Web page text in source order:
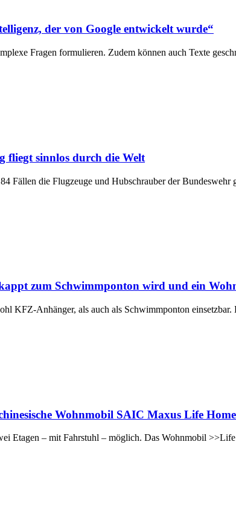
der von Google entwickelt wurde“
Fragen formulieren. Zudem können auch Texte
fliegt sinnlos durch die Welt
Fällen die Flugzeuge und Hubschrauber der Bundeswehr
zum Schwimmponton wird und ein
KFZ-Anhänger, als auch als Schwimmponton
Wohnmobil SAIC Maxus Life
Etagen – mit Fahrstuhl – möglich. Das Wohnmobil